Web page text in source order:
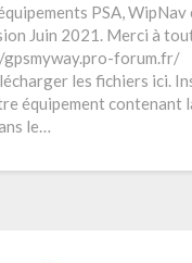
PSA, WipNav
Juin 2021. Merci à
forum.fr/
les fichiers ici.
équipement contenant
le…